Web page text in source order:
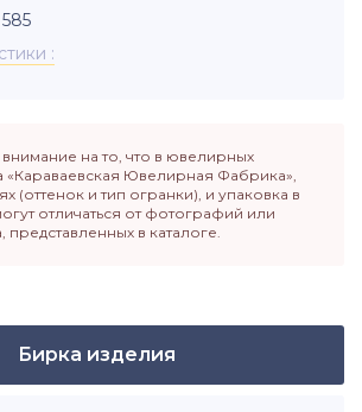
на то, что в ювелирных
«Караваевская Ювелирная Фабрика»,
(оттенок и тип огранки), и упаковка в
отличаться от фотографий или
представленных в каталоге.
Бирка изделия